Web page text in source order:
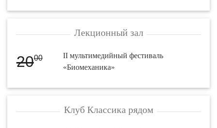
Лекционный зал
2000
II мультимедийный фестиваль
«Биомеханика»
Клуб Классика рядом